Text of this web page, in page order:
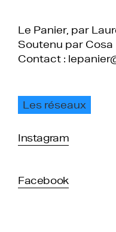
Le Panier, par
Soutenu par Cosa
Contact :
Les réseaux
Instagram
Facebook